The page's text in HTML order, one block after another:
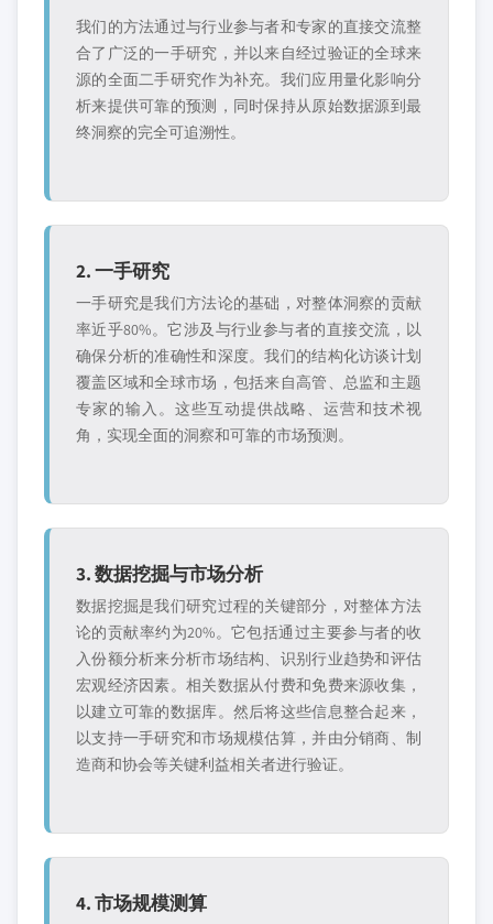
我们的方法通过与行业参与者和专家的直接交流整
合了广泛的一手研究，并以来自经过验证的全球来
源的全面二手研究作为补充。我们应用量化影响分
析来提供可靠的预测，同时保持从原始数据源到最
终洞察的完全可追溯性。
2. 一手研究
一手研究是我们方法论的基础，对整体洞察的贡献
率近乎80%。它涉及与行业参与者的直接交流，以
确保分析的准确性和深度。我们的结构化访谈计划
覆盖区域和全球市场，包括来自高管、总监和主题
专家的输入。这些互动提供战略、运营和技术视
角，实现全面的洞察和可靠的市场预测。
3. 数据挖掘与市场分析
数据挖掘是我们研究过程的关键部分，对整体方法
论的贡献率约为20%。它包括通过主要参与者的收
入份额分析来分析市场结构、识别行业趋势和评估
宏观经济因素。相关数据从付费和免费来源收集，
以建立可靠的数据库。然后将这些信息整合起来，
以支持一手研究和市场规模估算，并由分销商、制
造商和协会等关键利益相关者进行验证。
4. 市场规模测算